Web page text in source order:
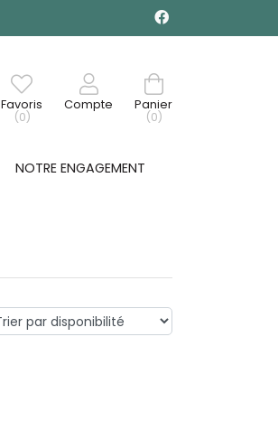
Favoris
(0)
Compte
Panier
(0)
NOTRE ENGAGEMENT